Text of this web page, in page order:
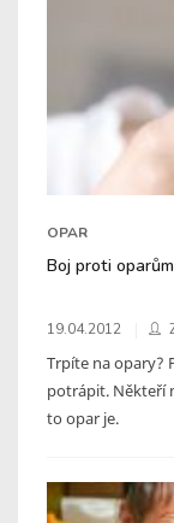
OPAR
Boj proti oparům
19.04.2012
Trpíte na opary?
potrápit. Někteří
to opar je.